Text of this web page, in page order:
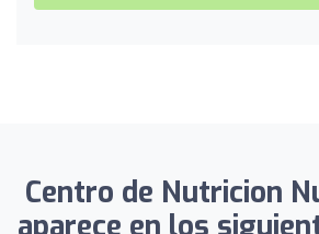
Centro de Nutricion